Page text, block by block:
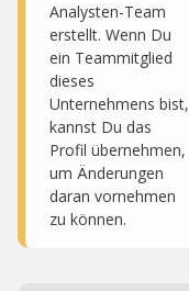
Analysten-Team
erstellt. Wenn Du
ein Teammitglied
dieses
Unternehmens bist,
kannst Du das
Profil übernehmen,
um Änderungen
daran vornehmen
zu können.